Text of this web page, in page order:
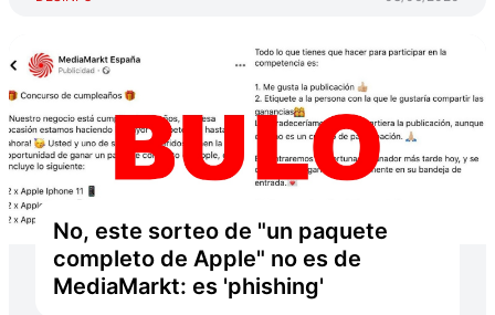
No, este sorteo de "un paquete
completo de Apple" no es de
MediaMarkt: es 'phishing'